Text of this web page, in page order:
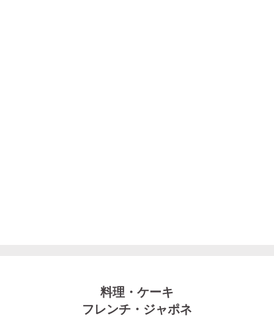
料理・ケーキ
フレンチ・ジャポネ